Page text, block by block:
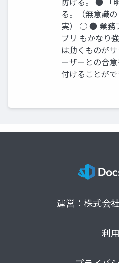
る。（無意識
実） ○ ● 業務
プリ もかなり
は動くものが
ーザーとの合
付けることがで
運営：株式会
利